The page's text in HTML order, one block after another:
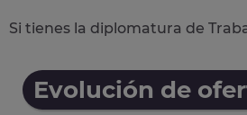
Si tienes la diplomatura de
Evolución de